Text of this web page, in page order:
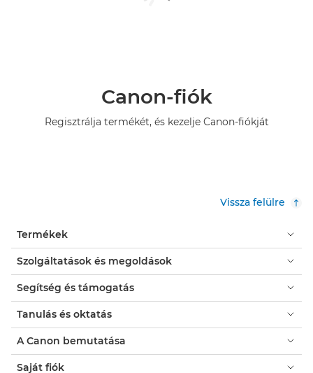
Canon-fiók
Regisztrálja termékét, és kezelje Canon-fiókját
Vissza felülre
Termékek
Szolgáltatások és megoldások
Segítség és támogatás
Tanulás és oktatás
A Canon bemutatása
Saját fiók